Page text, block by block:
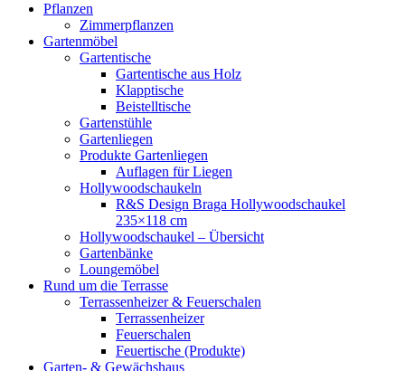
Pflanzen
Zimmerpflanzen
Gartenmöbel
Gartentische
Gartentische aus Holz
Klapptische
Beistelltische
Gartenstühle
Gartenliegen
Produkte Gartenliegen
Auflagen für Liegen
Hollywoodschaukeln
R&S Design Braga Hollywoodschaukel
235×118 cm
Hollywoodschaukel – Übersicht
Gartenbänke
Loungemöbel
Rund um die Terrasse
Terrassenheizer & Feuerschalen
Terrassenheizer
Feuerschalen
Feuertische (Produkte)
Garten- & Gewächshaus